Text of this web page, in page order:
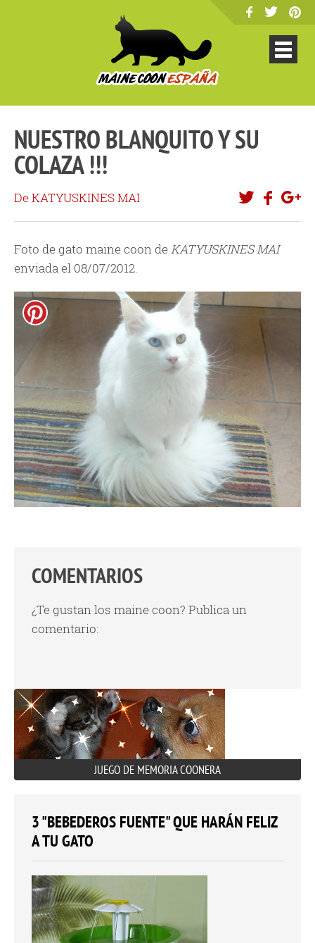
NUESTRO BLANQUITO Y SU
COLAZA !!!
De KATYUSKINES MAI
Foto de gato maine coon deKATYUSKINES MAI
enviada el 08/07/2012.
COMENTARIOS
¿Te gustan los maine coon? Publica un
comentario:
JUEGO DE MEMORIA COONERA
3 "BEBEDEROS FUENTE" QUE HARÁN FELIZ
A TU GATO